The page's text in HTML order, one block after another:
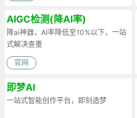
AIGC检测(降AI率)
降ai神器，AI率降低至10%以下，一站
式解决查重
官网
即梦AI
一站式智能创作平台，即刻造梦